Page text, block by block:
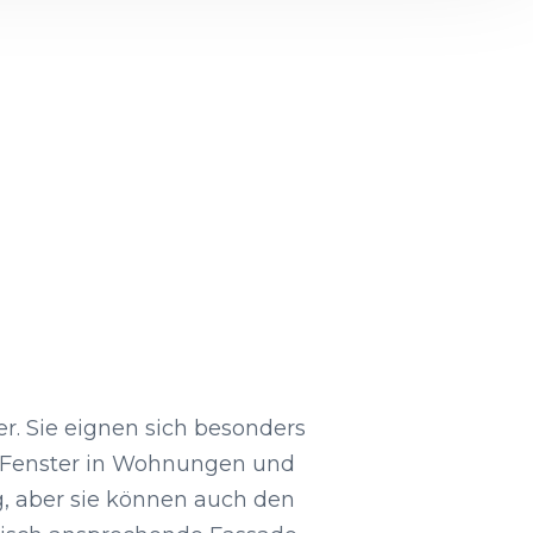
Sie eignen sich besonders
in Wohnungen und
aber sie können auch den